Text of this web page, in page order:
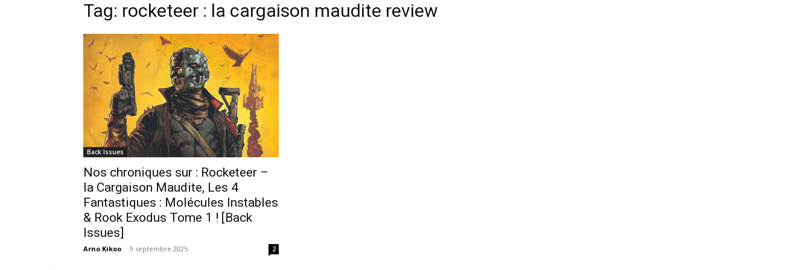
Tag: rocketeer : la cargaison maudite review
Back Issues
Nos chroniques sur : Rocketeer –
la Cargaison Maudite, Les 4
Fantastiques : Molécules Instables
& Rook Exodus Tome 1 ! [Back
Issues]
Arno Kikoo - 9 septembre 2025 2